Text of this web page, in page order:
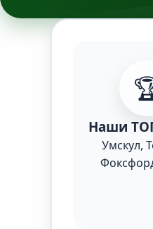
Наши
Умскул,